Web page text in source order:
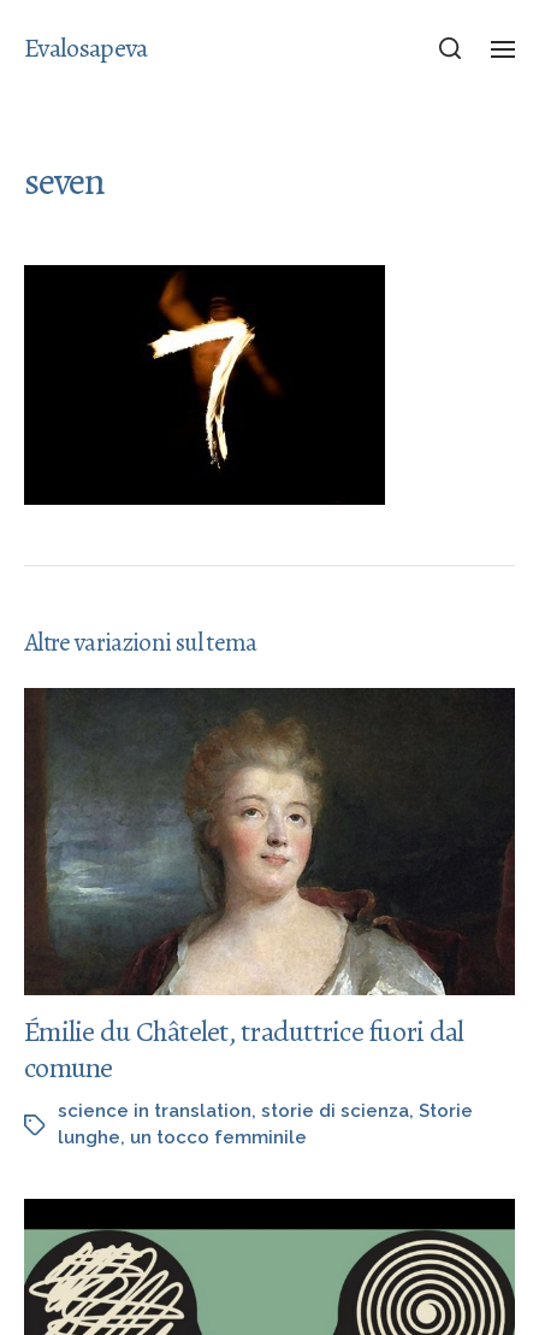
Evalosapeva
seven
Altre variazioni sul tema
Émilie du Châtelet, traduttrice fuori dal
comune
science in translation, storie di scienza, Storie
lunghe, un tocco femminile